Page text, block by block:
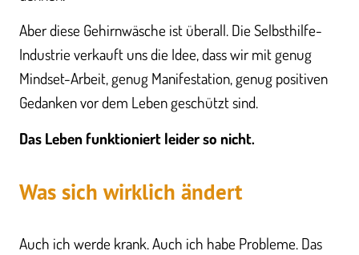
Aber diese Gehirnwäsche ist überall. Die Selbsthilfe-
Industrie verkauft uns die Idee, dass wir mit genug
Mindset-Arbeit, genug Manifestation, genug positiven
Gedanken vor dem Leben geschützt sind.
Das Leben funktioniert leider so nicht.
Was sich wirklich ändert
Auch ich werde krank. Auch ich habe Probleme. Das